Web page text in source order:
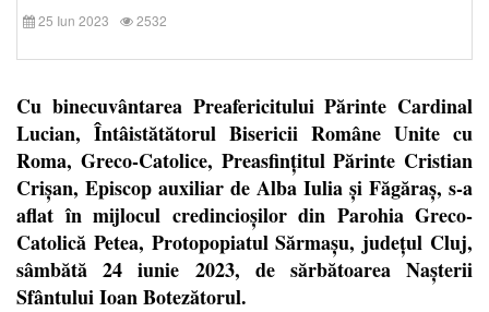
25 Iun 2023 2532
Cu binecuvântarea Preafericitului Părinte Cardinal
Lucian, Întâistătătorul Bisericii Române Unite cu
Roma, Greco-Catolice, Preasfințitul Părinte Cristian
Crișan, Episcop auxiliar de Alba Iulia și Făgăraș, s-a
aflat în mijlocul credincioșilor din Parohia Greco-
Catolică Petea, Protopopiatul Sărmașu, județul Cluj,
sâmbătă 24 iunie 2023, de sărbătoarea Nașterii
Sfântului Ioan Botezătorul.